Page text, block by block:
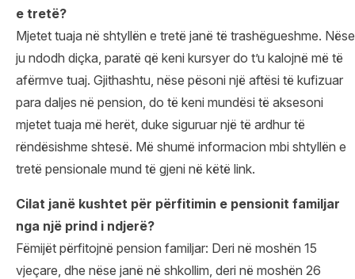
e tretë?
Mjetet tuaja në shtyllën e tretë janë të trashëgueshme. Nëse
ju ndodh diçka, paratë që keni kursyer do t’u kalojnë më të
afërmve tuaj. Gjithashtu, nëse pësoni një aftësi të kufizuar
para daljes në pension, do të keni mundësi të aksesoni
mjetet tuaja më herët, duke siguruar një të ardhur të
rëndësishme shtesë. Më shumë informacion mbi shtyllën e
tretë pensionale mund të gjeni në këtë link.
Cilat janë kushtet për përfitimin e pensionit familjar
nga një prind i ndjerë?
Fëmijët përfitojnë pension familjar: Deri në moshën 15
vjeçare, dhe nëse janë në shkollim, deri në moshën 26